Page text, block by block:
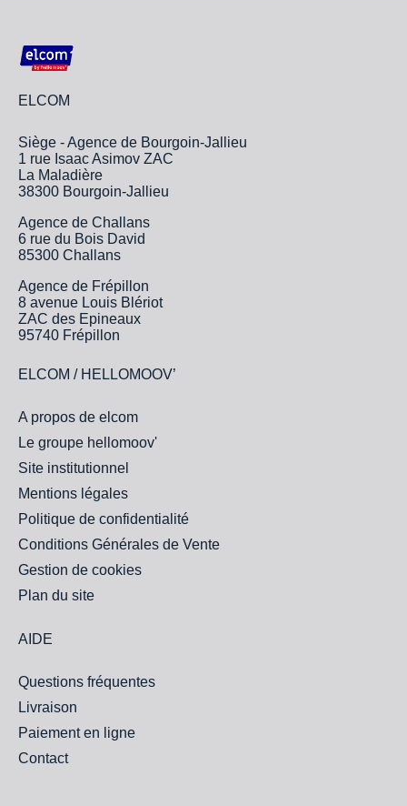
ELCOM
Siège - Agence de Bourgoin-Jallieu
1 rue Isaac Asimov ZAC
La Maladière
38300 Bourgoin-Jallieu
Agence de Challans
6 rue du Bois David
85300 Challans
Agence de Frépillon
8 avenue Louis Blériot
ZAC des Epineaux
95740 Frépillon
ELCOM / HELLOMOOV’
A propos de elcom
Le groupe hellomoov'
Site institutionnel
Mentions légales
Politique de confidentialité
Conditions Générales de Vente
Gestion de cookies
Plan du site
AIDE
Questions fréquentes
Livraison
Paiement en ligne
Contact